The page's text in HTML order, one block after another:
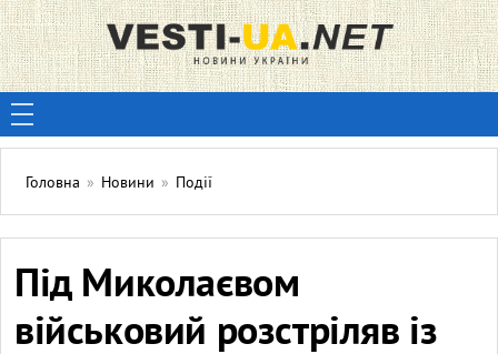
Головна » Новини » Події
Під Миколаєвом
військовий розстріляв із